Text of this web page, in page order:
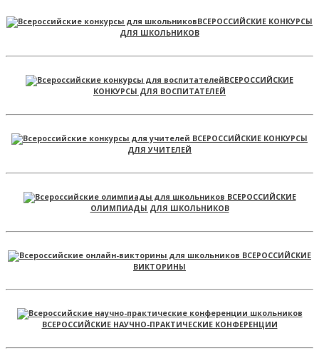
ВСЕРОССИЙСКИЕ КОНКУРСЫ
ДЛЯ ШКОЛЬНИКОВ
ВСЕРОССИЙСКИЕ
КОНКУРСЫ ДЛЯ ВОСПИТАТЕЛЕЙ
ВСЕРОССИЙСКИЕ КОНКУРСЫ
ДЛЯ УЧИТЕЛЕЙ
ВСЕРОССИЙСКИЕ
ОЛИМПИАДЫ ДЛЯ ШКОЛЬНИКОВ
ВСЕРОССИЙСКИЕ
ВИКТОРИНЫ
ВСЕРОССИЙСКИЕ НАУЧНО-ПРАКТИЧЕСКИЕ КОНФЕРЕНЦИИ